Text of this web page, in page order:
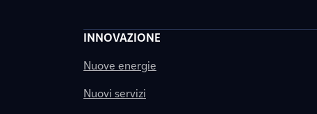
INNOVAZIONE
Nuove energie
Nuovi servizi